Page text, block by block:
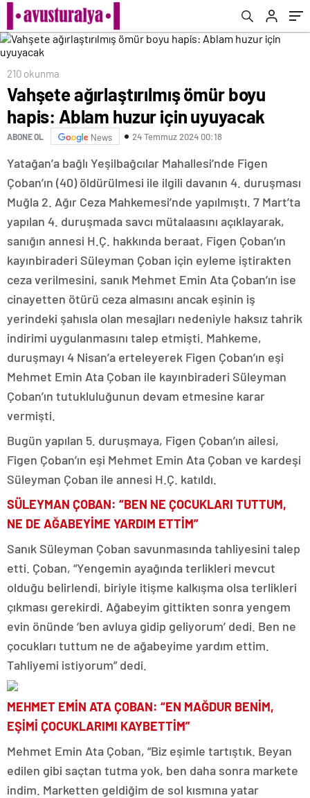
210 okunma
Vahşete ağırlaştırılmış ömür boyu
hapis: Ablam huzur için uyuyacak
ABONE OL News 24 Temmuz 2024 00:18
Yatağan’a bağlı Yeşilbağcılar Mahallesi’nde Figen
Çoban’ın (40) öldürülmesi ile ilgili davanın 4. duruşması
Muğla 2. Ağır Ceza Mahkemesi’nde yapılmıştı. 7 Mart’ta
yapılan 4. duruşmada savcı mütalaasını açıklayarak,
sanığın annesi H.Ç. hakkında beraat, Figen Çoban’ın
kayınbiraderi Süleyman Çoban için eyleme iştirakten
ceza verilmesini, sanık Mehmet Emin Ata Çoban’ın ise
cinayetten ötürü ceza almasını ancak eşinin iş
yerindeki şahısla olan mesajları nedeniyle haksız tahrik
indirimi uygulanmasını talep etmişti. Mahkeme,
duruşmayı 4 Nisan’a erteleyerek Figen Çoban’ın eşi
Mehmet Emin Ata Çoban ile kayınbiraderi Süleyman
Çoban’ın tutukluluğunun devam etmesine karar
vermişti.
Bugün yapılan 5. duruşmaya, Figen Çoban’ın ailesi,
Figen Çoban’ın eşi Mehmet Emin Ata Çoban ve kardeşi
Süleyman Çoban ile annesi H.Ç. katıldı.
SÜLEYMAN ÇOBAN: “BEN NE ÇOCUKLARI TUTTUM,
NE DE AĞABEYİME YARDIM ETTİM”
Sanık Süleyman Çoban savunmasında tahliyesini talep
etti. Çoban, “Yengemin ayağında terlikleri mevcut
olduğu belirlendi, biriyle itişme kalkışma olsa terlikleri
çıkması gerekirdi. Ağabeyim gittikten sonra yengem
evin önünde ‘ben avluya gidip geliyorum’ dedi. Ben ne
çocukları tuttum ne de ağabeyime yardım ettim.
Tahliyemi istiyorum” dedi.
MEHMET EMİN ATA ÇOBAN: “EN MAĞDUR BENİM,
EŞİMİ ÇOCUKLARIMI KAYBETTİM”
Mehmet Emin Ata Çoban, “Biz eşimle tartıştık. Beyan
edilen gibi saçtan tutma yok, ben daha sonra markete
indim. Marketten geldiğim de sol kısmına yatar